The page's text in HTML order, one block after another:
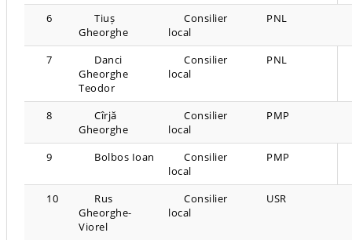
6
Tiuș
Gheorghe
Consilier
local
PNL
7
Danci
Gheorghe
Teodor
Consilier
local
PNL
8
Cîrjă
Gheorghe
Consilier
local
PMP
9 Bolbos Ioan
Consilier
local
PMP
10
Rus
Gheorghe-
Viorel
Consilier
local
USR